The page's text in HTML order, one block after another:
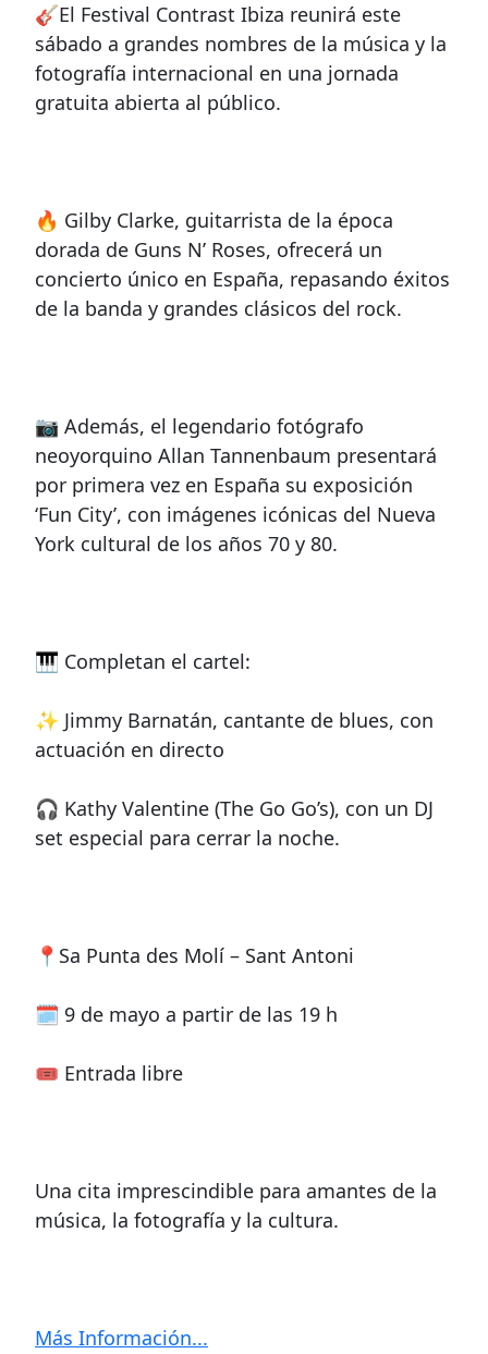
🎸El Festival Contrast Ibiza reunirá este
sábado a grandes nombres de la música y la
fotografía internacional en una jornada
gratuita abierta al público.
🔥 Gilby Clarke, guitarrista de la época
dorada de Guns N’ Roses, ofrecerá un
concierto único en España, repasando éxitos
de la banda y grandes clásicos del rock.
📷 Además, el legendario fotógrafo
neoyorquino Allan Tannenbaum presentará
por primera vez en España su exposición
‘Fun City’, con imágenes icónicas del Nueva
York cultural de los años 70 y 80.
🎹 Completan el cartel:
✨ Jimmy Barnatán, cantante de blues, con
actuación en directo
🎧 Kathy Valentine (The Go Go’s), con un DJ
set especial para cerrar la noche.
📍Sa Punta des Molí – Sant Antoni
🗓 9 de mayo a partir de las 19 h
🎟 Entrada libre
Una cita imprescindible para amantes de la
música, la fotografía y la cultura.
Más Información...